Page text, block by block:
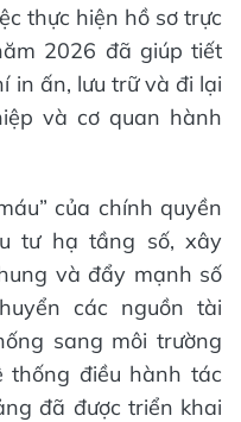
thực hiện hồ sơ trực
2026 đã giúp tiết
in ấn, lưu trữ và đi lại
và cơ quan hành
của chính quyền
tư hạ tầng số, xây
và đẩy mạnh số
các nguồn tài
sang môi trường
thống điều hành tác
đã được triển khai